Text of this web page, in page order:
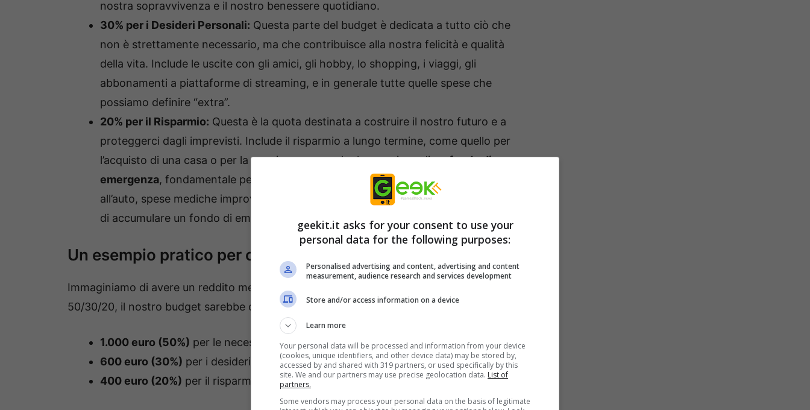
nostra sopravvivenza e il nostro benessere quotidiano.
30% per i Desideri Personali: Questa parte del budget è dedicata a tutto ciò che
non è strettamente necessario, ma che contribuisce alla nostra felicità e qualità
della vita. Include le uscite con gli amici, gli hobby, lo shopping, i viaggi, gli
abbonamenti a piattaforme di streaming, e in generale tutte quelle spese che
possiamo definire “extra”.
20% per il Risparmio: Questa è la quota destinata a costruire il nostro futuro e a
proteggerci dagli imprevisti. Include il risparmio a lungo termine, come quello per
l’acquisto di una casa o per la pensione, ma anche la creazione di unfondo di
emergenza, fondamentale per far fronte a spese inaspettate (come un guasto
all’auto, spese mediche improvvise o la perdita del lavoro). Gli esperti consigliano
di accumulare un fondo di emergenza pari ad almeno 3-6 mesi di spese fisse.
Un esempio pratico per capire meglio
Immaginiamo di avere un reddito mensile netto di 2.000 euro. Applicando la regola del
50/30/20, il nostro budget sarebbe così suddiviso:
1.000 euro (50%) per le necessità essenziali.
600 euro (30%) per i desideri personali.
400 euro (20%) per il risparmio.
geekit.it asks for your consent to use your
personal data for the following purposes:
Personalised advertising and content, advertising and content
measurement, audience research and services development
Store and/or access information on a device
Learn more
Your personal data will be processed and information from your device
(cookies, unique identifiers, and other device data) may be stored by,
accessed by and shared with 319 partners, or used specifically by this
site. We and our partners may use precise geolocation data. List of
partners.
Some vendors may process your personal data on the basis of legitimate